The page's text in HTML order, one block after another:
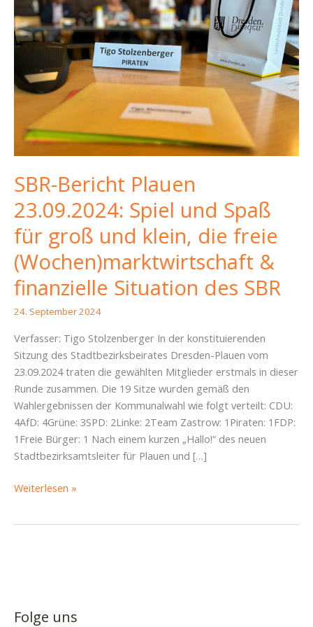
SBR-Bericht Plauen
23.09.2024: Spiel und Spaß
für groß und klein, die freie
(Wochen)marktwirtschaft &
finanzielle Situation des SBR
24. September 2024
Verfasser: Tigo Stolzenberger In der konstituierenden
Sitzung des Stadtbezirksbeirates Dresden-Plauen vom
23.09.2024 traten die gewählten Mitglieder erstmals in dieser
Runde zusammen. Die 19 Sitze wurden gemäß den
Wahlergebnissen der Kommunalwahl wie folgt verteilt: CDU:
4AfD: 4Grüne: 3SPD: 2Linke: 2Team Zastrow: 1Piraten: 1FDP:
1Freie Bürger: 1 Nach einem kurzen „Hallo!“ des neuen
Stadtbezirksamtsleiter für Plauen und […]
SBR-
groß
Weiterlesen »
Folge uns